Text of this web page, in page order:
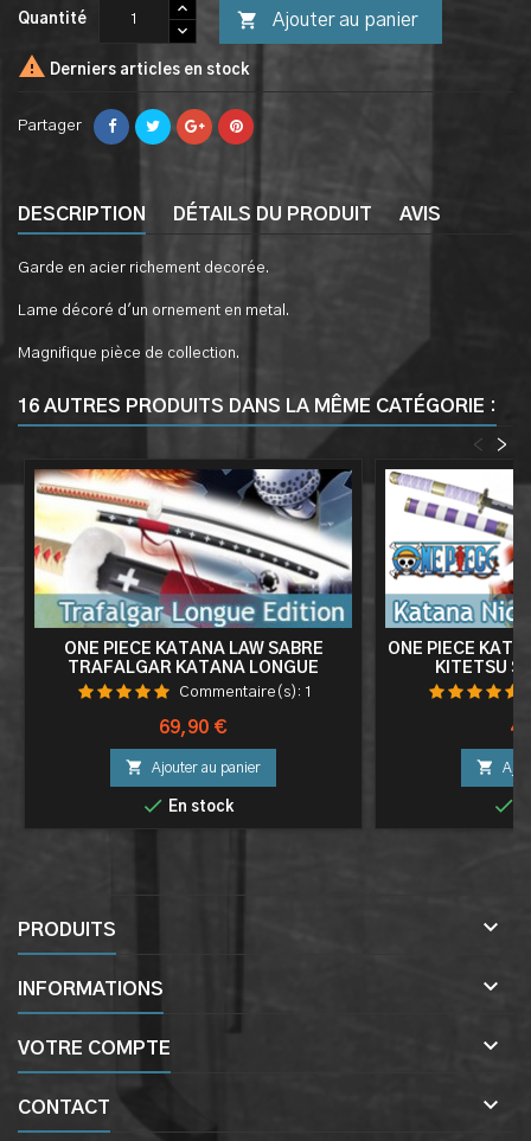
Quantité  Ajouter au panier
 Derniers articles en stock
Partager
DESCRIPTION DÉTAILS DU PRODUIT AVIS
Garde en acier richement decorée.
Lame décoré d'un ornement en metal.
Magnifique pièce de collection.
16 AUTRES PRODUITS DANS LA MÊME CATÉGORIE :
>
<
ONE PIECE KATANA LAW SABRE
TRAFALGAR KATANA LONGUE
EDITION 143CM
Commentaire(s): 1
Prix
69,90 €
 Ajouter au panier
 En stock
ONE PIECE
KITETSU


PRODUITS 
INFORMATIONS 
VOTRE COMPTE 
CONTACT 